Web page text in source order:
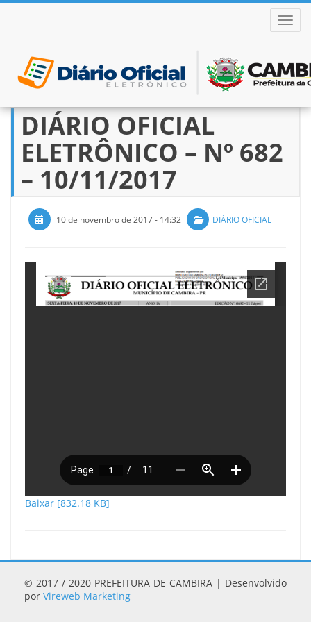
Pular
para
conteúdo
DIÁRIO OFICIAL
ELETRÔNICO – Nº 682
– 10/11/2017
10 de novembro de 2017 - 14:32 DIÁRIO OFICIAL
Baixar [832.18 KB]
© 2017 / 2020 PREFEITURA DE CAMBIRA | Desenvolvido
por Vireweb Marketing